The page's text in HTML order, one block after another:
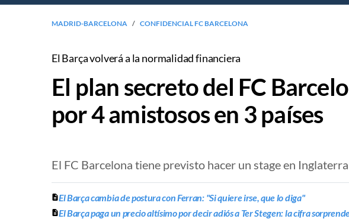
MADRID-BARCELONA CONFIDENCIAL FC BARCELONA
El Barça volverá a la normalidad financiera
El plan secreto del FC
por 4 amistosos en 3 países
El FC Barcelona tiene previsto hacer un stage en
El Barça cambia de postura con Ferran: "Si quiere irse, que lo diga"
El Barça paga un precio altísimo por decir adiós a Ter Stegen: la cifra